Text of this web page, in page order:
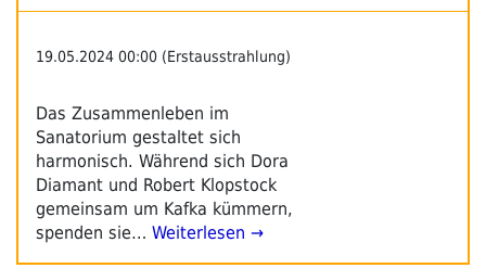
19.05.2024 00:00 (Erstausstrahlung)
Das Zusammenleben im
Sanatorium gestaltet sich
harmonisch. Während sich Dora
Diamant und Robert Klopstock
gemeinsam um Kafka kümmern,
spenden sie… Weiterlesen →